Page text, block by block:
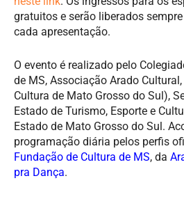
gratuitos e serão liberados
cada apresentação.
O evento é realizado pelo
de MS, Associação Arado
Cultura de Mato Grosso do Sul),
Estado de Turismo, Esporte e
Estado de Mato Grosso do Sul.
programação diária pelos perfis
Fundação de Cultura de MS, da
pra Dança.